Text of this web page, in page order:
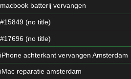
macbook batterij vervangen
#15849 (no title)
#17696 (no title)
iPhone achterkant vervangen Amsterdam
iMac reparatie amsterdam